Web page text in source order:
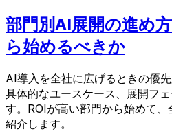
部門別AI展開の進め
ら始めるべきか
AI導入を全社に広げるときの優
具体的なユースケース、展開フ
す。ROIが高い部門から始めて
紹介します。